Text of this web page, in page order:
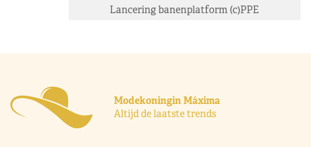
Lancering banenplatform (c)PPE
Modekoningin Máxima
Altijd de laatste trends